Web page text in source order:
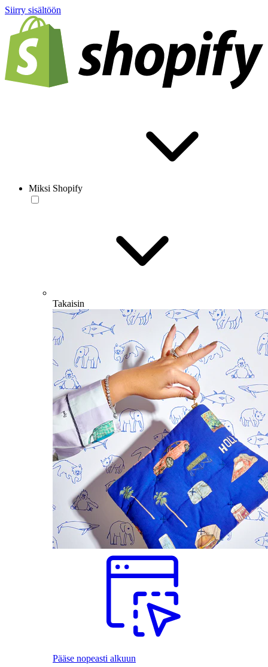
Siirry sisältöön
Miksi Shopify
Takaisin
Pääse nopeasti alkuun